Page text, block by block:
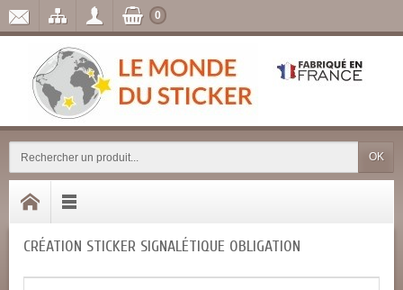
OK
0
CRÉATION STICKER SIGNALÉTIQUE OBLIGATION